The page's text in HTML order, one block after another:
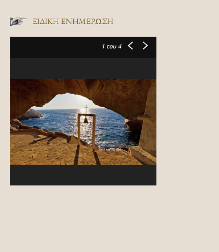
ΕΙΔΙΚΉ ΕΝΗΜΈΡΩΣΗ
1 του 4